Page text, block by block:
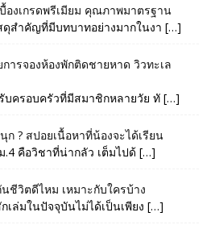
องเกรดพรีเมียม คุณภาพมาตรฐาน
ดุสำคัญที่มีบทบาทอย่างมากในงา […]
ารจองห้องพักติดชายหาด วิวทะเล
บครอบครัวที่มีสมาชิกหลายวัย ทั […]
ก ? สปอยเนื้อหาที่น้องจะได้เรียน
คือวิชาที่น่ากลัว เต็มไปด้ […]
ชีวิตดีไหม เหมาะกับใครบ้าง
เล่มในปัจจุบันไม่ได้เป็นเพียง […]